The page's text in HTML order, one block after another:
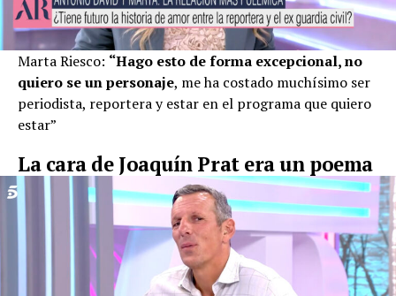
Marta Riesco: “Hago esto de forma excepcional, no
quiero se un personaje, me ha costado muchísimo ser
periodista, reportera y estar en el programa que quiero
estar”
La cara de Joaquín Prat era un poema